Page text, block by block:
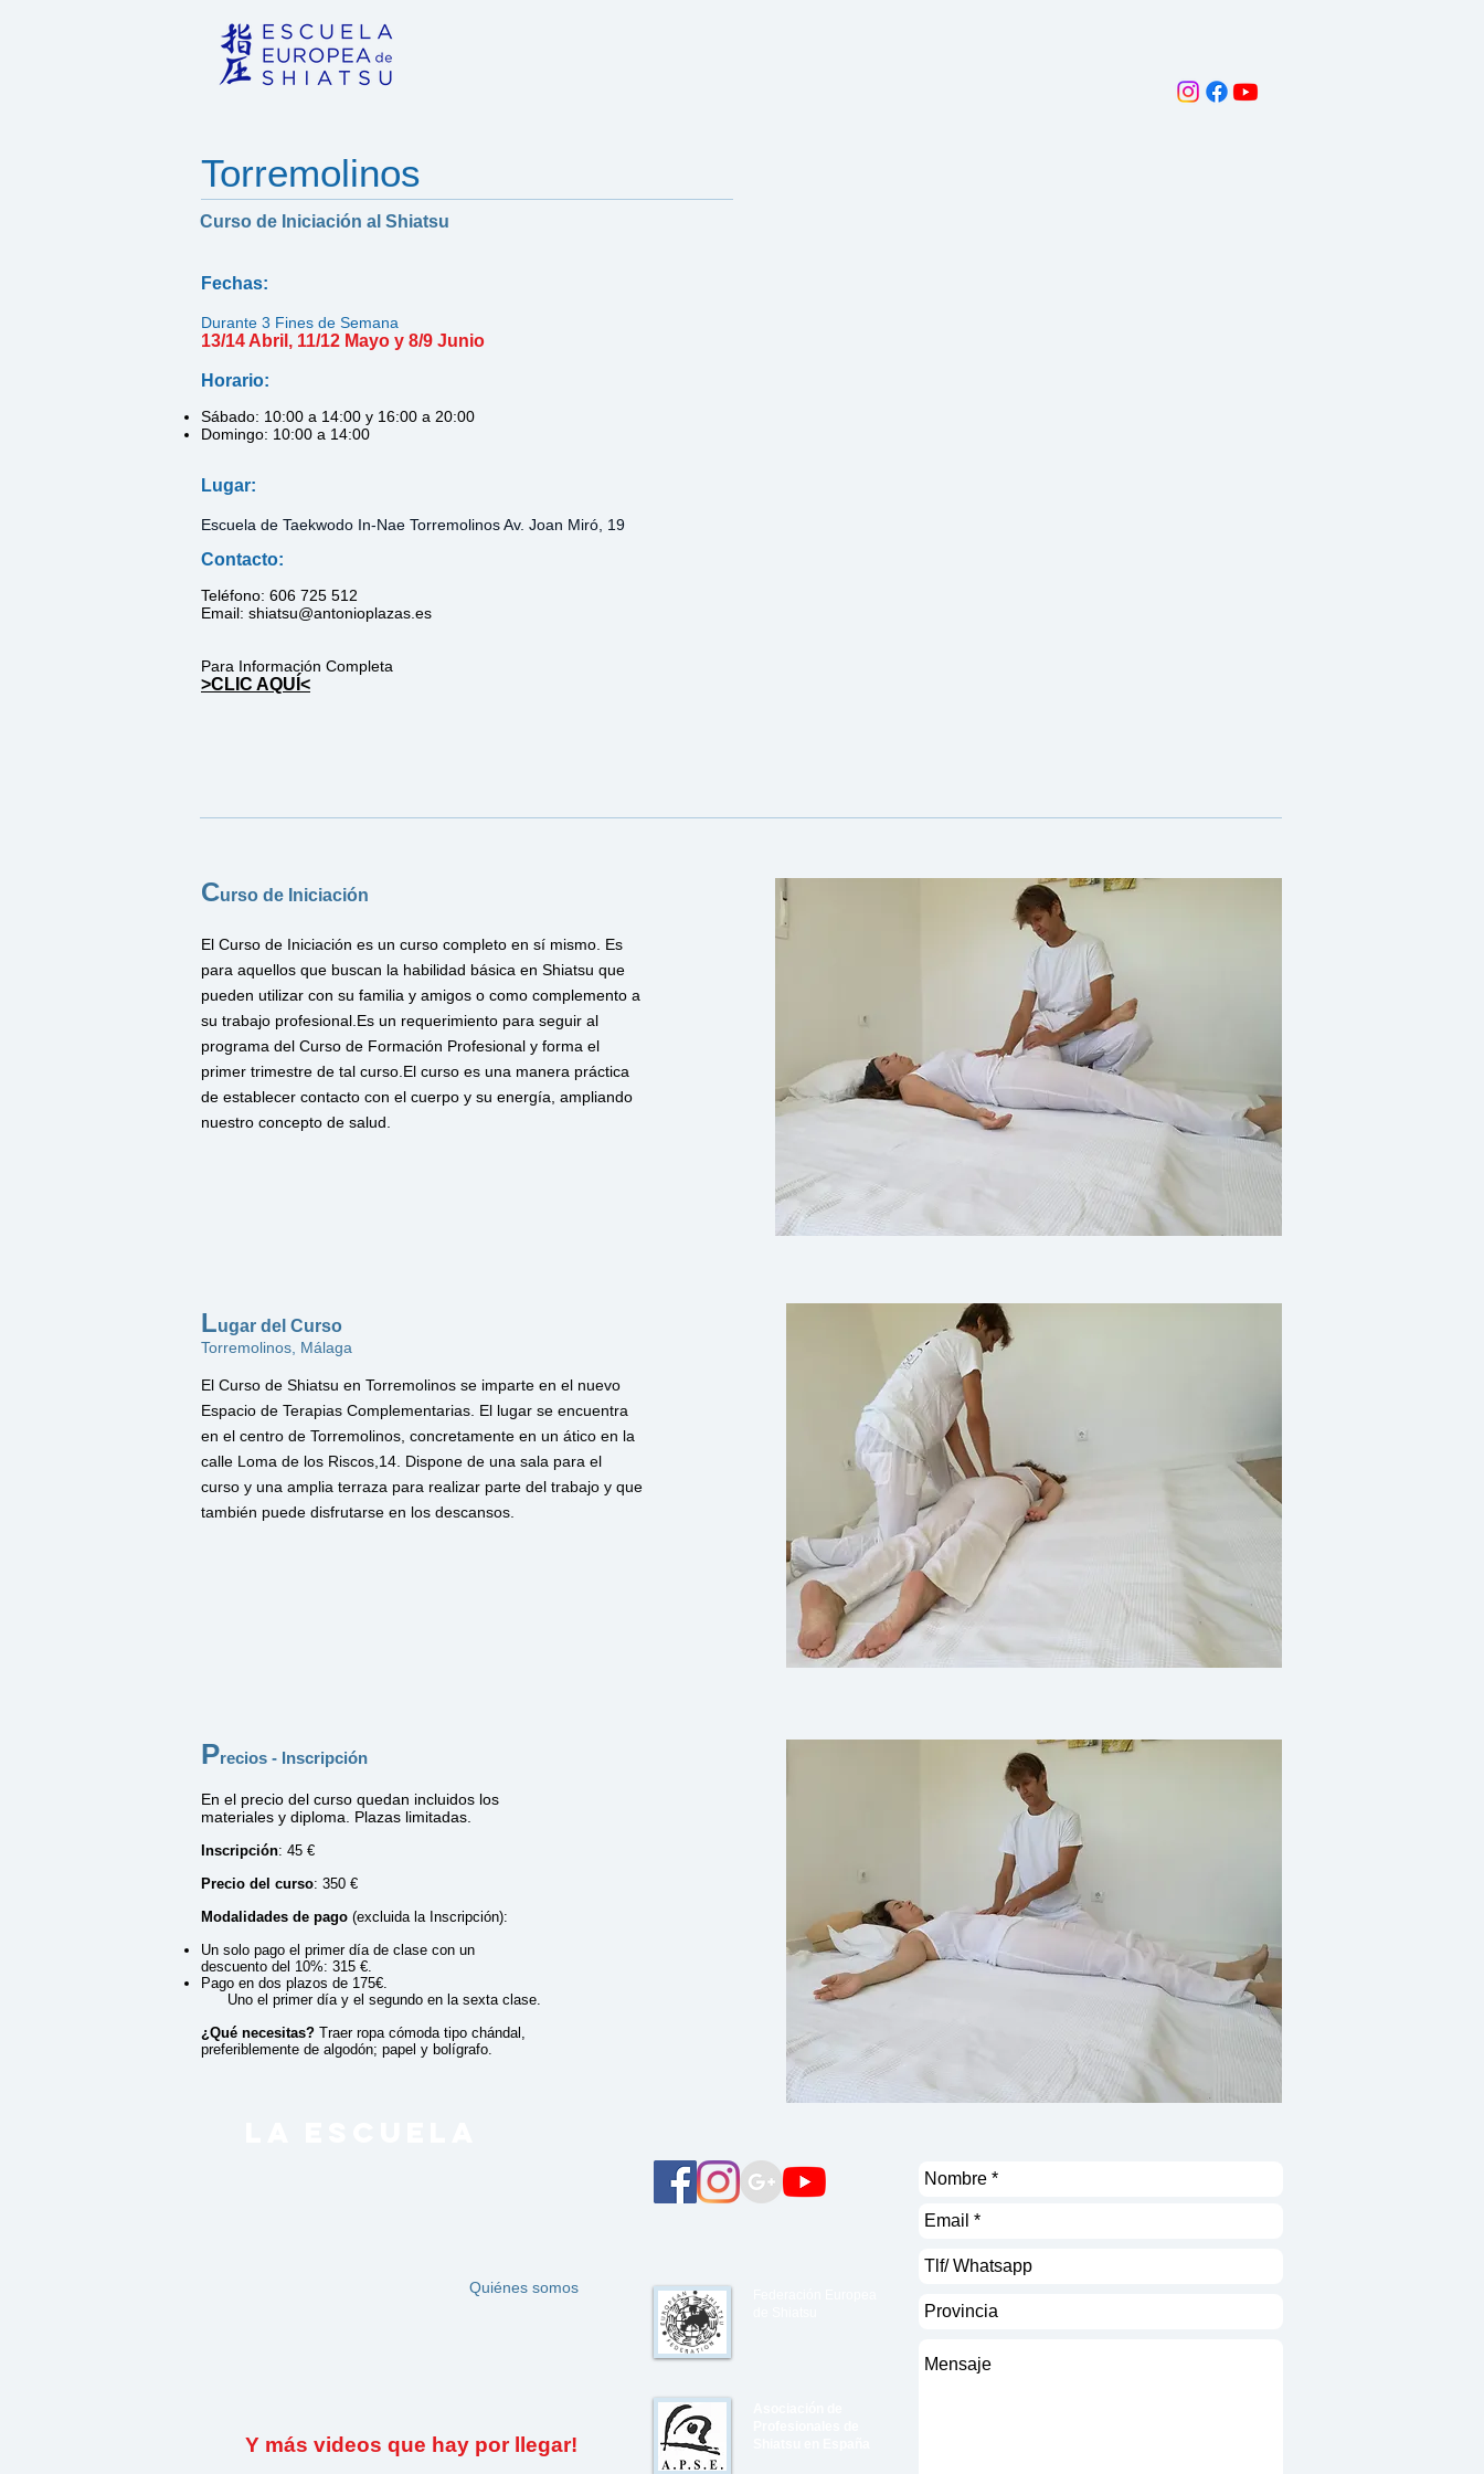
Torremolinos
Curso de Iniciación al Shiatsu
Fechas:
Durante 3 Fines de Semana
13/14 Abril, 11/12 Mayo y 8/9 Junio
Horario:
Sábado: 10:00 a 14:00 y 16:00 a 20:00
Domingo: 10:00 a 14:00
Lugar:
Escuela de Taekwodo In-Nae Torremolinos Av. Joan Miró, 19
Contacto:
Teléfono: 606 725 512
Email: ​ shiatsu@antonioplazas.es
Para Información Completa
>CLIC AQUÍ<
Curso de Iniciación
El Curso de Iniciación es un curso completo en sí mismo. Es
para aquellos que buscan la habilidad básica en Shiatsu que
pueden utilizar con su familia y amigos o como complemento a
su trabajo profesional. Es un requerimiento para seguir al
programa del Curso de Formación Profesional y forma el
primer trimestre de tal curso.El curso es una manera práctica
de establecer contacto con el cuerpo y su energía, ampliando
nuestro concepto de salud .
Lugar del Curso
Torremolinos, Málaga
El Curso de Shiatsu en Torremolinos se imparte en el nuevo
Espacio de Terapias Complementarias. El lugar se encuentra
en el centro de Torremolinos, concretamente en un ático en la
calle Loma de los Riscos,14. Dispone de una sala para el
curso y una amplia terraza para realizar parte del trabajo y que
también puede disfrutarse en los descansos.
Precios - Inscripción
En el precio del curso quedan incluidos los
materiales y diploma. Plazas limitadas.
Inscripción: 45 €
Precio del curso: 350 €
Modalidades de pago (excluida la Inscripción):
Un solo pago el primer día de clase con un
descuento del 10%: 315 €.
Pago en dos plazos de 175€.
Uno el primer día y el segundo en la sexta clase.
¿Qué necesitas? Traer ropa cómoda tipo chándal,
preferiblemente de algodón; papel y bolígrafo.
Quiénes somos
Y más videos que hay por llegar!